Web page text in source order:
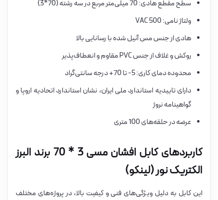
سطح مقطع هادی: 70 میلی‌متر مربع در سه رشته (70*3)
ولتاژ نامی: 500 VAC
هادی از جنس مس آنیل شده با رسانایی بالا
روکش و غلاف از جنس PVC مقاوم و انعطاف‌پذیر
محدوده دمای کاری: 5- تا 70+ درجه سانتی‌گراد
دارای تاییدیه استاندارد ملی ایران، نشان استاندارد اتحادیه اروپا و
گواهینامه نروژ
عرضه در حلقه‌های 100 متری
کاربردهای کابل افشان مسی 3 * 70 برند البرز
الکتریک نور (لینکو)
این کابل به دلیل ویژگی‌های فنی و کیفیت بالا، در پروژه‌های مختلف